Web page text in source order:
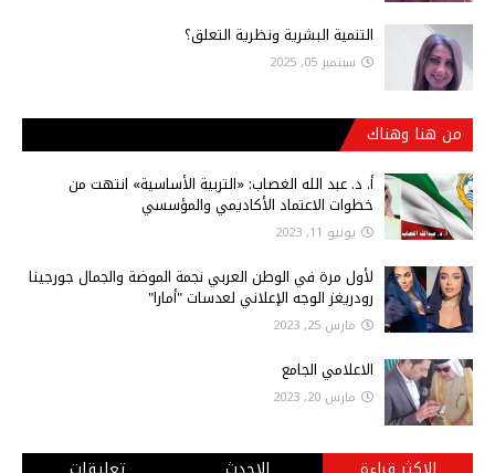
التنمية البشرية ونظرية التعلق؟
سبتمبر 05, 2025
من هنا وهناك
أ‌. د. عبد الله الغصاب: «التربية الأساسية» انتهت من
خطوات الاعتماد الأكاديمي والمؤسسي
يونيو 11, 2023
لأول مرة في الوطن العربي نجمة الموضة والجمال جورجينا
رودريغز الوجه الإعلاني لعدسات "أمارا"
مارس 25, 2023
الاعلامي الجامع
مارس 20, 2023